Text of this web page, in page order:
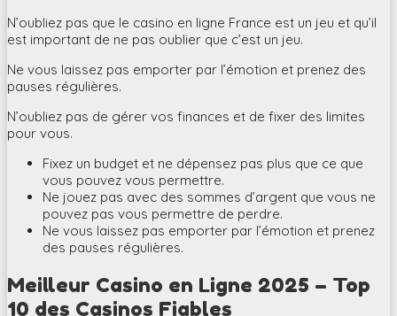
N’oubliez pas que le casino en ligne France est un jeu et qu’il
est important de ne pas oublier que c’est un jeu.
Ne vous laissez pas emporter par l’émotion et prenez des
pauses régulières.
N’oubliez pas de gérer vos finances et de fixer des limites
pour vous.
Fixez un budget et ne dépensez pas plus que ce que
vous pouvez vous permettre.
Ne jouez pas avec des sommes d’argent que vous ne
pouvez pas vous permettre de perdre.
Ne vous laissez pas emporter par l’émotion et prenez
des pauses régulières.
Meilleur Casino en Ligne 2025 – Top
10 des Casinos Fiables